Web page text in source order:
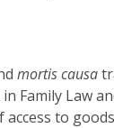
mortis causa
Family Law
access to